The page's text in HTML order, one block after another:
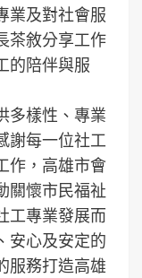
業及對社會服
茶敘分享工作
的陪伴與服
多樣性、專業
謝每一位社工
作，高雄市會
關懷市民福祉
工專業發展而
安心及安定的
服務打造高雄